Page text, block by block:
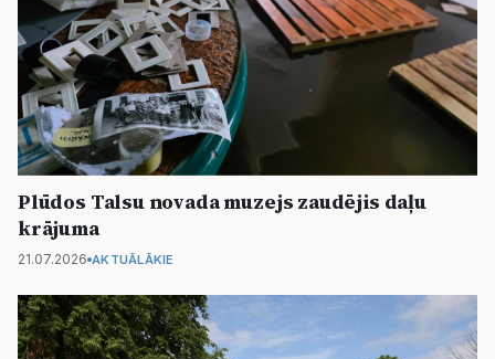
Plūdos Talsu novada muzejs zaudējis daļu
krājuma
21.07.2026 AKTUĀLĀKIE